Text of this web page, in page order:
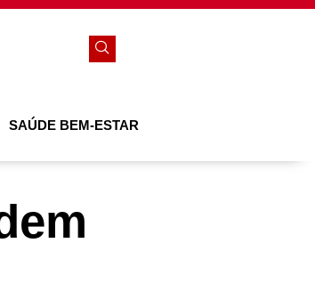
SAÚDE BEM-ESTAR